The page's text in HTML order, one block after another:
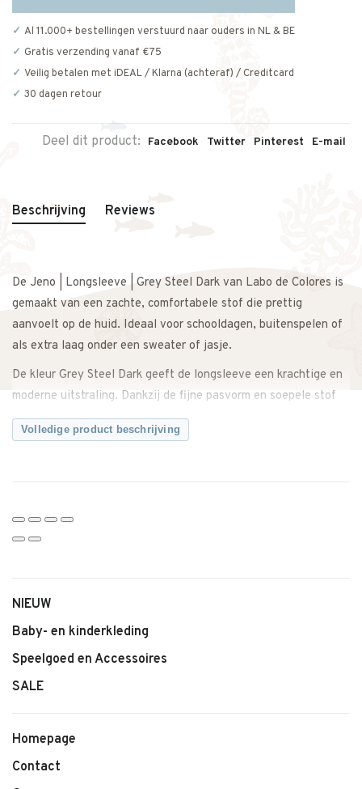
Al 11.000+ bestellingen verstuurd naar ouders in NL & BE
Gratis verzending vanaf €75
Veilig betalen met iDEAL / Klarna (achteraf) / Creditcard
30 dagen retour
Deel dit product: Facebook Twitter Pinterest E-mail
Beschrijving Reviews
De Jeno | Longsleeve | Grey Steel Dark van Labo de Colores is
gemaakt van een zachte, comfortabele stof die prettig
aanvoelt op de huid. Ideaal voor schooldagen, buitenspelen of
als extra laag onder een sweater of jasje.
De kleur Grey Steel Dark geeft de longsleeve een krachtige en
moderne uitstraling. Dankzij de fijne pasvorm en soepele stof
heeft je kind voldoende bewegingsvrijheid gedurende de hele
dag.
Een veelzijdige essential die niet mag ontbreken in de
meten de longsleeve graag voor je na, zodat je zeker weet dat
je de juiste maat bestelt.
Kenmerken:
• Jeno Longsleeve van Labo de Colores
• Kleur: Grey Steel Dark
• Geschikt voor dagelijks gebruik
Volledige product beschrijving
NIEUW
Baby- en kinderkleding
Speelgoed en Accessoires
SALE
Homepage
Contact